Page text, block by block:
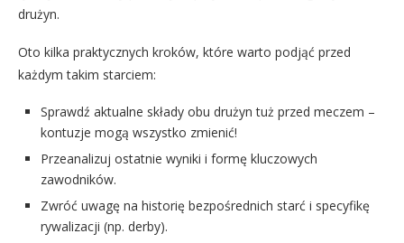
drużyn.
Oto kilka praktycznych kroków, które warto podjąć przed
każdym takim starciem:
Sprawdź aktualne składy obu drużyn tuż przed meczem –
kontuzje mogą wszystko zmienić!
Przeanalizuj ostatnie wyniki i formę kluczowych
zawodników.
Zwróć uwagę na historię bezpośrednich starć i specyfikę
rywalizacji (np. derby).